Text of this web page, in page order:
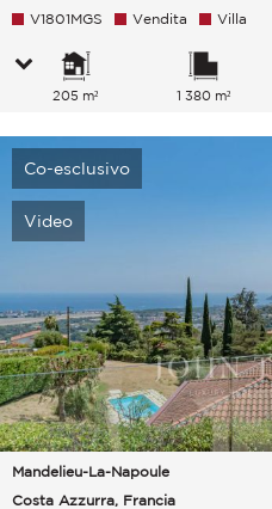
V1801MGS Vendita Villa
205 m² 1 380 m²
Co-esclusivo
Video
Mandelieu-La-Napoule
Costa Azzurra, Francia